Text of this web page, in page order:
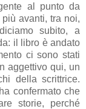
al punto da
avanti, tra noi,
subito, a
il libro è andato
ci sono stati
aggettivo qui, un
della scrittrice.
confermato che
storie, perché